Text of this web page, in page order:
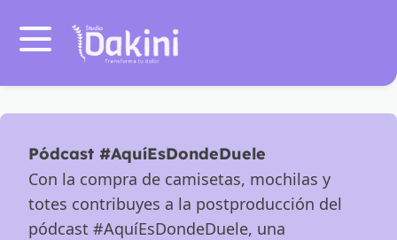
Pódcast #AquíEsDondeDuele
Con la compra de camisetas, mochilas y
totes contribuyes a la postproducción del
pódcast #AquíEsDondeDuele, una